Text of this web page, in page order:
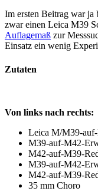
Im ersten Beitrag war ja
zwar einen Leica M39
Auflagemaß zur
Einsatz ein wenig
Zutaten
Von links nach rechts:
Leica M/M39-
M39-auf-M42-
M42-auf-M39-
M39-auf-M42-
M42-auf-M39-
35 mm Choro